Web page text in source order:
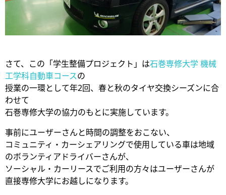
さて、この「学生整備プロジェクト」は石巻専修大学機械
工学科自動車コースの
授業の一環として年2回、春と秋のタイヤ交換シーズンに合
わせて
石巻専修大学の協力のもとに実施しています。
事前にユーザーさんと時間の調整をおこない、
コミュニティ・カーシェアリングで使用している車は地域
のボランティアドライバーさんが、
ソーシャル・カーリースでご利用の方々はユーザーさんが
直接専修大学にお越しになります。